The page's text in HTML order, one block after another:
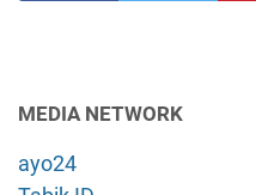
MEDIA NETWORK
ayo24